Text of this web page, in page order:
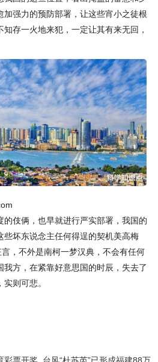
强力的预防部署，让这些宵小之徒根
存一火地来犯，一定让其有来无回，
伎俩，也早就进行严实部署，我国的
些坏东说念主任何得逞的契机美高梅
，不外是南柯一梦汉典，不会有任何
方，在紧靠好意思国的时辰，失去了
则可悲。